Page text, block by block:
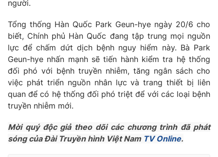
Hitech Công nghệ tương lai
Sản phẩm
Thị trường
Tư vấn
Lịch phát sóng
Chuyên mục khác
Emagazine Podcast
Photo Infographic
người.
Tổng thống Hàn Quốc Park Geun-hye ngày 20/6 cho
biết, Chính phủ Hàn Quốc đang tập trung mọi nguồn
lực để chấm dứt dịch bệnh nguy hiểm này. Bà Park
Geun-hye nhấn mạnh sẽ tiến hành kiểm tra hệ thống
đối phó với bệnh truyền nhiễm, tăng ngân sách cho
việc phát triển nguồn nhân lực và trang thiết bị liên
quan để có hệ thống đối phó triệt để với các loại bệnh
truyền nhiễm mới.
Mời quý độc giả theo dõi các chương trình đã phát
sóng của Đài Truyền hình Việt Nam TV Online.